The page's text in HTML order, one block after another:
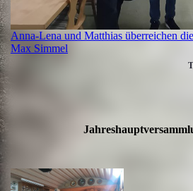
Anna-Lena und Matthias überreichen
Max Simmel